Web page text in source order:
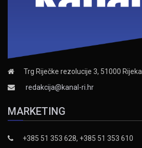
Trg Riječke rezolucije 3, 51000 Rijeka
redakcija@kanal-ri.hr
MARKETING
+385 51 353 628, +385 51 353 610